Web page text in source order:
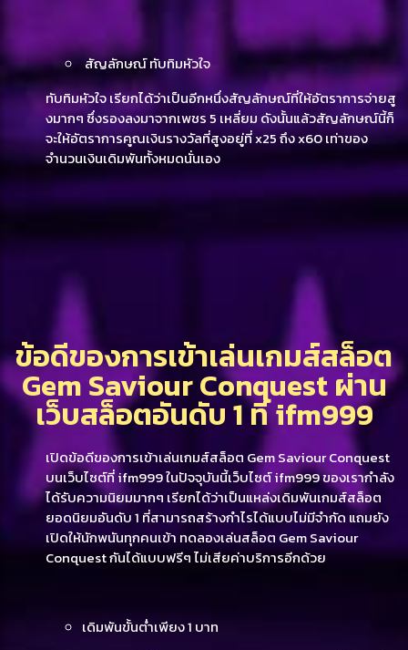
สัญลักษณ์ ทับทิมหัวใจ
ทับทิมหัวใจ เรียกได้ว่าเป็นอีกหนึ่งสัญลักษณ์ที่ให้อัตราการจ่ายสู
งมากๆ ซึ่งรองลงมาจากเพชร 5 เหลี่ยม ดังนั้นแล้วสัญลักษณ์นี้ก็
จะให้อัตราการคูณเงินรางวัลที่สูงอยู่ที่ x25 ถึง x60 เท่าของ
จำนวนเงินเดิมพันทั้งหมดนั่นเอง
ข้อดีของการเข้าเล่นเกมส์สล็อต
Gem Saviour Conquest ผ่าน
เว็บสล็อตอันดับ 1 ที่ ifm999
เปิดข้อดีของการเข้าเล่นเกมส์สล็อต Gem Saviour Conquest
บนเว็บไซต์ที่ ifm999 ในปัจจุบันนี้เว็บไซต์ ifm999 ของเรากำลัง
ได้รับความนิยมมากๆ เรียกได้ว่าเป็นแหล่งเดิมพันเกมส์สล็อต
ยอดนิยมอันดับ 1 ที่สามารถสร้างกำไรได้แบบไม่มีจำกัด แถมยัง
เปิดให้นักพนันทุกคนเข้า ทดลองเล่นสล็อต Gem Saviour
Conquest กันได้แบบฟรีๆ ไม่เสียค่าบริการอีกด้วย
เดิมพันขั้นต่ำเพียง 1 บาท